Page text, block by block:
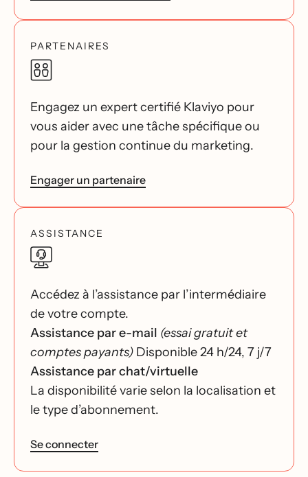
PARTENAIRES
Engagez un expert certifié Klaviyo pour
vous aider avec une tâche spécifique ou
pour la gestion continue du marketing.
Engager un partenaire
ASSISTANCE
Accédez à l’assistance par l’intermédiaire
de votre compte.
Assistance par e-mail (essai gratuit et
comptes payants) Disponible 24 h/24, 7 j/7
Assistance par chat/virtuelle
La disponibilité varie selon la localisation et
le type d’abonnement.
Se connecter